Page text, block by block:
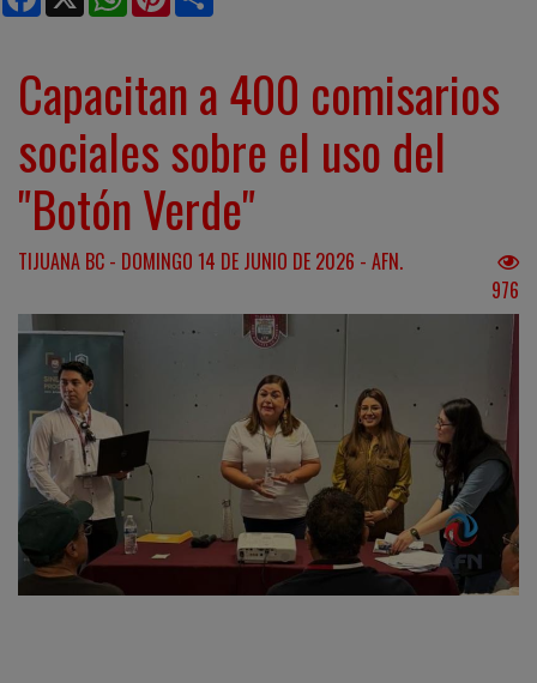
Capacitan a 400 comisarios
sociales sobre el uso del
"Botón Verde"
TIJUANA BC - DOMINGO 14 DE JUNIO DE 2026 - AFN.
976